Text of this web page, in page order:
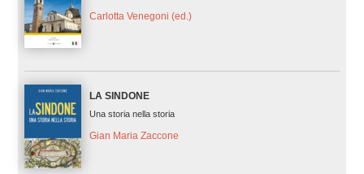
Carlotta Venegoni (ed.)
LA SINDONE
Una storia nella storia
Gian Maria Zaccone